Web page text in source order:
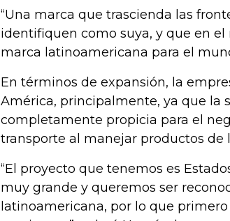
“Una marca que trascienda las
identifiquen como suya, y que en
marca latinoamericana para el
En términos de expansión, la
América, principalmente, ya que la
completamente propicia para el
transporte al manejar productos de
“El proyecto que tenemos es
muy grande y queremos ser
latinoamericana, por lo que